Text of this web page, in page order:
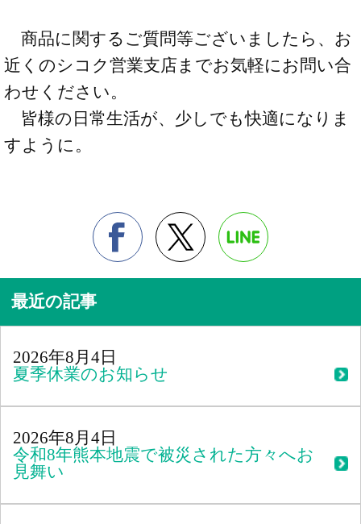
商品に関するご質問等ございましたら、お
近くのシコク営業支店までお気軽にお問い合
わせください。
皆様の日常生活が、少しでも快適になりま
すように。
最近の記事
2026年8月4日
夏季休業のお知らせ
2026年8月4日
令和8年熊本地震で被災された方々へお
見舞い